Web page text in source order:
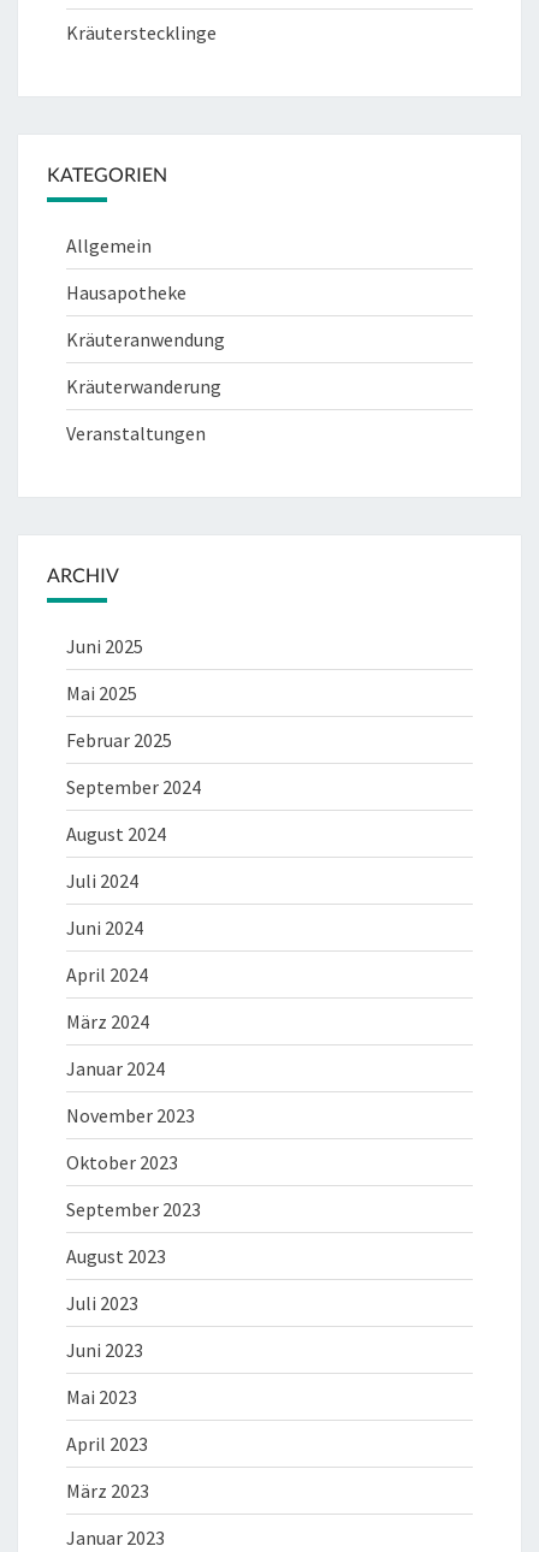
Kräuterstecklinge
KATEGORIEN
Allgemein
Hausapotheke
Kräuteranwendung
Kräuterwanderung
Veranstaltungen
ARCHIV
Juni 2025
Mai 2025
Februar 2025
September 2024
August 2024
Juli 2024
Juni 2024
April 2024
März 2024
Januar 2024
November 2023
Oktober 2023
September 2023
August 2023
Juli 2023
Juni 2023
Mai 2023
April 2023
März 2023
Januar 2023